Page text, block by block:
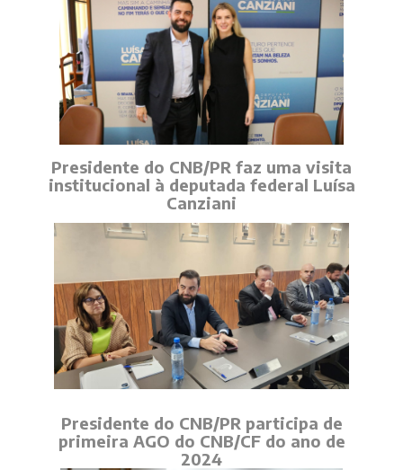
Presidente do CNB/PR faz uma visita
institucional à deputada federal Luísa
Canziani
Presidente do CNB/PR participa de
primeira AGO do CNB/CF do ano de
2024